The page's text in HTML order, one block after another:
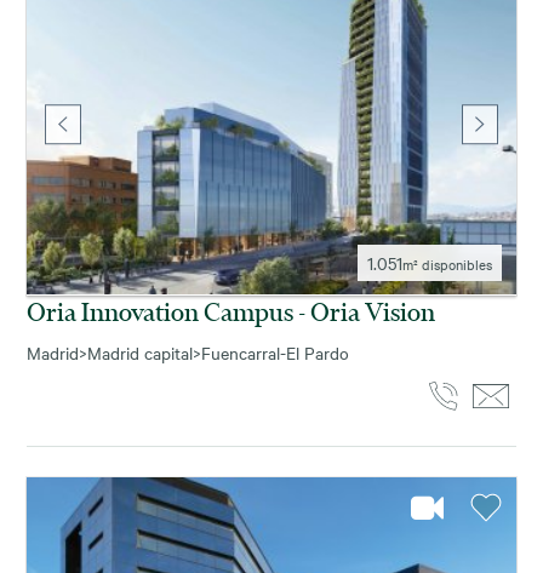
1.051m² disponibles
Oria Innovation Campus - Oria Vision
Madrid>Madrid capital>Fuencarral-El Pardo